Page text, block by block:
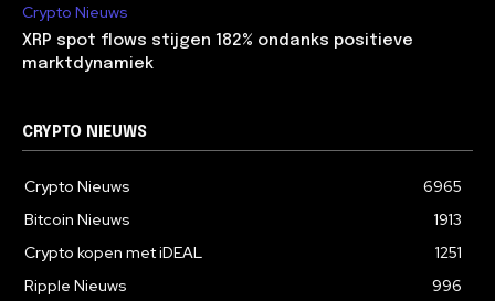
Crypto Nieuws
XRP spot flows stijgen 182% ondanks positieve
marktdynamiek
CRYPTO NIEUWS
Crypto Nieuws
6965
Bitcoin Nieuws
1913
Crypto kopen met iDEAL
1251
Ripple Nieuws
996